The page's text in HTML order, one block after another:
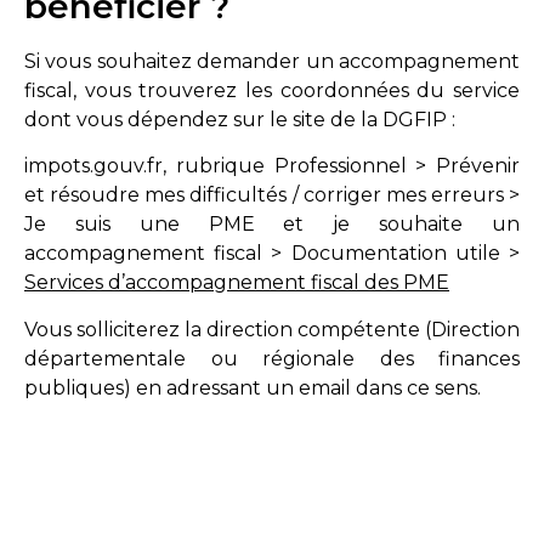
Si vous souhaitez demander un accompagnement
fiscal, vous trouverez les coordonnées du service
dont vous dépendez sur le site de la DGFIP :
impots.gouv.fr, rubrique Professionnel > Prévenir
et résoudre mes difficultés / corriger mes erreurs >
Je suis une PME et je souhaite un
accompagnement fiscal > Documentation utile >
Services d’accompagnement fiscal des PME
Vous solliciterez la direction compétente (Direction
départementale ou régionale des finances
publiques) en adressant un email dans ce sens.